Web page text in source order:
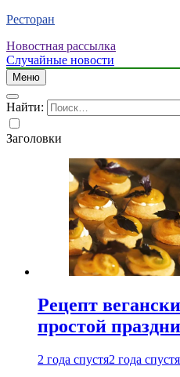
Ресторан
Новостная рассылка
Случайные новости
Меню
Найти:
Заголовки
Рецепт
простой
2 года спустя2 года спустя